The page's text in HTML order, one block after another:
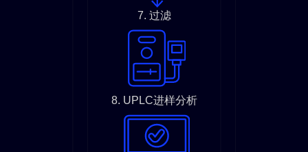
7. 过滤
8. UPLC进样分析